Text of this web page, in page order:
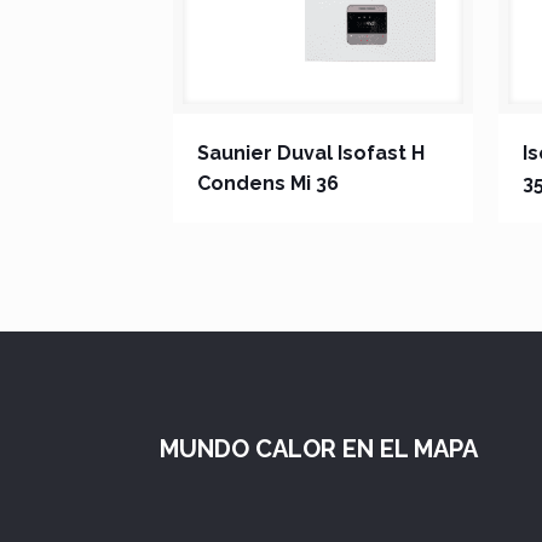
Saunier Duval Isofast H
Condens Mi 36
MUNDO CALOR EN EL MAPA